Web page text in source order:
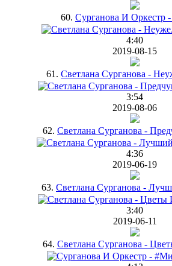
60. Сурганова И Оркестр
4:40
2019-08-15
61. Светлана Сурганова -
3:54
2019-08-06
62. Светлана Сурганова -
4:36
2019-06-19
63. Светлана Сурганова -
3:40
2019-06-11
64. Светлана Сурганова -